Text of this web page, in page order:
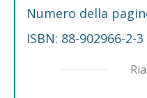
Numero della
ISBN: 88-902966-2-3